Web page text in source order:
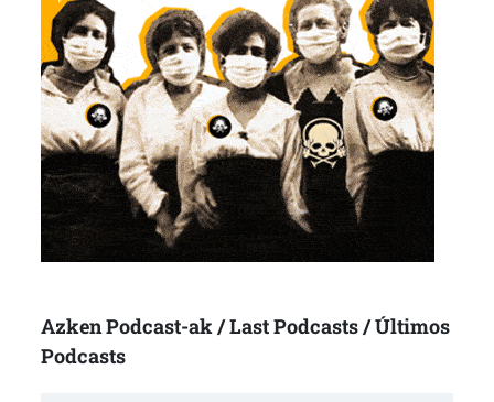
Azken Podcast-ak / Last Podcasts / Últimos
Podcasts